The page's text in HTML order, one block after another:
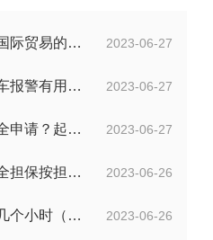
2023-06-27
国际贸易流程是什么？国际贸易的具体流程的内容都有哪些？
2023-06-27
世界观点：物业不让进车报警有用吗？小区不让业主进车该怎么投诉？
2023-06-27
怎样向法院提起财产保全申请？起诉离婚能申请财产保全吗？_全球快播
2023-06-26
世界视点！执行财产保全担保按担保金额的1%收取吗？
2023-06-26
每天加班的时间最长为几个小时（每周加班不能超过多少小时）